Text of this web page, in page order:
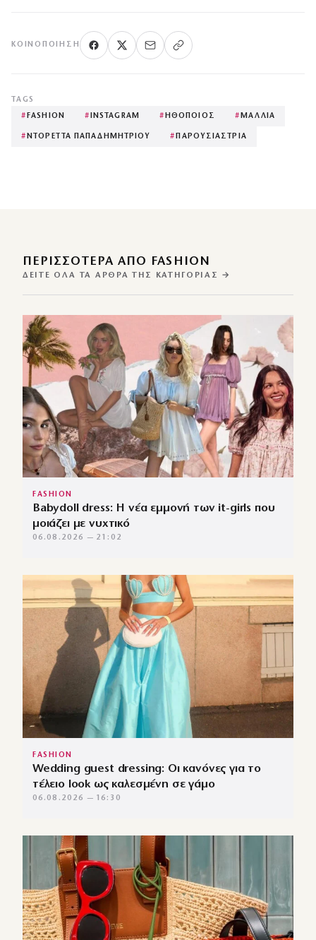
ΚΟΙΝΟΠΟΊΗΣΗ
TAGS
# FASHION # INSTAGRAM # ΗΘΟΠΟΙΟΣ # ΜΑΛΛΙΑ
# ΝΤΟΡΕΤΤΑ ΠΑΠΑΔΗΜΗΤΡΙΟΥ # ΠΑΡΟΥΣΙΑΣΤΡΙΑ
ΠΕΡΙΣΣΌΤΕΡΑ ΑΠΌ FASHION
ΔΕΊΤΕ ΌΛΑ ΤΑ ΆΡΘΡΑ ΤΗΣ ΚΑΤΗΓΟΡΊΑΣ →
FASHION
Babydoll dress: Η νέα εμμονή των it-girls που
μοιάζει με νυχτικό
06.08.2026 — 21:02
FASHION
Wedding guest dressing: Οι κανόνες για το
τέλειο look ως καλεσμένη σε γάμο
06.08.2026 — 16:30